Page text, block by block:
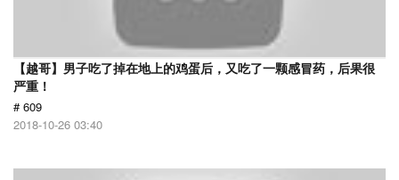
【越哥】男子吃了掉在地上的鸡蛋后，又吃了一颗感冒药，后果很
严重！
# 609
2018-10-26 03:40